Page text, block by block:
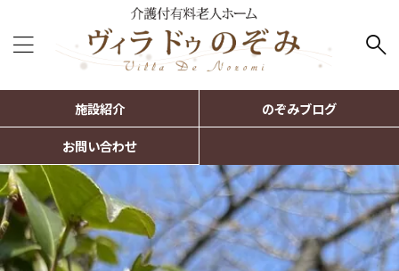
施設紹介
のぞみブログ
お問い合わせ